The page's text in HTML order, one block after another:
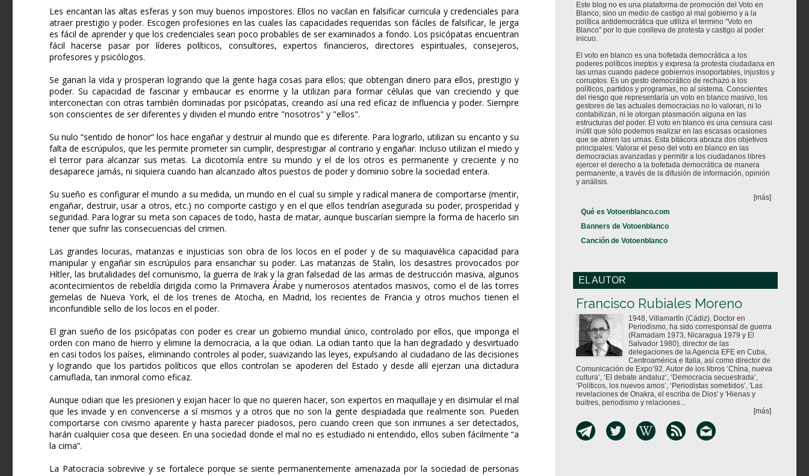
Les encantan las altas esferas y son muy buenos impostores. Ellos no vacilan en falsificar curricula y credenciales para
atraer prestigio y poder. Escogen profesiones en las cuales las capacidades requeridas son fáciles de falsificar, le jerga
es fácil de aprender y que los credenciales sean poco probables de ser examinados a fondo. Los psicópatas encuentran
fácil hacerse pasar por líderes políticos, consultores, expertos financieros, directores espirituales, consejeros,
profesores y psicólogos.
Se ganan la vida y prosperan logrando que la gente haga cosas para ellos; que obtengan dinero para ellos, prestigio y
poder. Su capacidad de fascinar y embaucar es enorme y la utilizan para formar células que van creciendo y que
interconectan con otras también dominadas por psicópatas, creando así una red eficaz de influencia y poder. Siempre
son conscientes de ser diferentes y dividen el mundo entre "nosotros" y "ellos".
Su nulo “sentido de honor” los hace engañar y destruir al mundo que es diferente. Para lograrlo, utilizan su encanto y su
falta de escrúpulos, que les permite prometer sin cumplir, desprestigiar al contrario y engañar. Incluso utilizan el miedo y
el terror para alcanzar sus metas. La dicotomía entre su mundo y el de los otros es permanente y creciente y no
desaparece jamás, ni siquiera cuando han alcanzado altos puestos de poder y dominio sobre la sociedad entera.
Su sueño es configurar el mundo a su medida, un mundo en el cual su simple y radical manera de comportarse (mentir,
engañar, destruir, usar a otros, etc.) no comporte castigo y en el que ellos tendrían asegurada su poder, prosperidad y
seguridad. Para lograr su meta son capaces de todo, hasta de matar, aunque buscarían siempre la forma de hacerlo sin
tener que sufrir las consecuencias del crimen.
Las grandes locuras, matanzas e injusticias son obra de los locos en el poder y de su maquiavélica capacidad para
manipular y engañar sin escrúpulos para ensanchar su poder. Las matanzas de Stalin, los desastres provocados por
Hítler, las brutalidades del comunismo, la guerra de Irak y la gran falsedad de las armas de destrucción masiva, algunos
acontecimientos de rebeldía dirigida como la Primavera Árabe y numerosos atentados masivos, como el de las torres
gemelas de Nueva York, el de los trenes de Atocha, en Madrid, los recientes de Francia y otros muchos tienen el
inconfundible sello de los locos en el poder.
El gran sueño de los psicópatas con poder es crear un gobierno mundial único, controlado por ellos, que imponga el
orden con mano de hierro y elimine la democracia, a la que odian. La odian tanto que la han degradado y desvirtuado
en casi todos los países, eliminando controles al poder, suavizando las leyes, expulsando al ciudadano de las decisiones
y logrando que los partidos políticos que ellos controlan se apoderen del Estado y desde allí ejerzan una dictadura
camuflada, tan inmoral como eficaz.
Aunque odian que les presionen y exijan hacer lo que no quieren hacer, son expertos en maquillaje y en disimular el mal
que les invade y en convencerse a sí mismos y a otros que no son la gente despiadada que realmente son. Pueden
comportarse con civismo aparente y hasta parecer piadosos, pero cuando creen que son inmunes a ser detectados,
harán cualquier cosa que deseen. En una sociedad donde el mal no es estudiado ni entendido, ellos suben fácilmente “a
la cima”.
La Patocracia sobrevive y se fortalece porque se siente permanentemente amenazada por la sociedad de personas
Este blog no es una plataforma de promoción del Voto en
Blanco, sino un medio de castigo al mal gobierno y a la
política antidemocrática que utiliza el termino “Voto en
Blanco” por lo que conlleva de protesta y castigo al poder
inicuo.
El voto en blanco es una bofetada democrática a los
poderes políticos ineptos y expresa la protesta ciudadana en
las urnas cuando padece gobiernos insoportables, injustos y
corruptos. Es un gesto democrático de rechazo a los
políticos, partidos y programas, no al sistema. Conscientes
del riesgo que representaría un voto en blanco masivo, los
gestores de las actuales democracias no lo valoran, ni lo
contabilizan, ni le otorgan plasmación alguna en las
estructuras del poder. El voto en blanco es una censura casi
inútil que sólo podemos realizar en las escasas ocasiones
que se abren las urnas. Esta bitácora abraza dos objetivos
principales: Valorar el peso del voto en blanco en las
democracias avanzadas y permitir a los ciudadanos libres
ejercer el derecho a la bofetada democrática de manera
permanente, a través de la difusión de información, opinión
y análisis.
[más]
Qué es Votoenblanco.com
Banners de Votoenblanco
Canción de Votoenblanco
EL AUTOR
Francisco Rubiales Moreno
1948, Villamartín (Cádiz). Doctor en
Periodismo, ha sido corresponsal de guerra
(Ramadam 1973, Nicaragua 1979 y El
Salvador 1980), director de las
delegaciones de la Agencia EFE en Cuba,
Centroamérica e Italia, así como director de
Comunicación de Expo’92. Autor de los libros ‘China, nueva
cultura’, ‘El debate andaluz’, ‘Democracia secuestrada’,
‘Políticos, los nuevos amos’, ‘Periodistas sometidos’, 'Las
revelaciones de Onakra, el escriba de Dios' y 'Hienas y
buitres, periodismo y relaciones...
[más]